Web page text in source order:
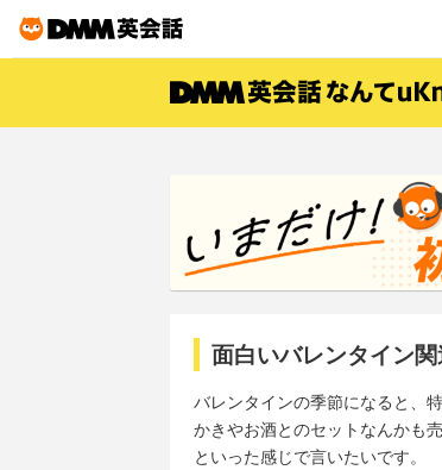
面白いバレンタイン
バレンタインの季節になると、
かきやお酒とのセットなんかも
といった感じで言いたいです。